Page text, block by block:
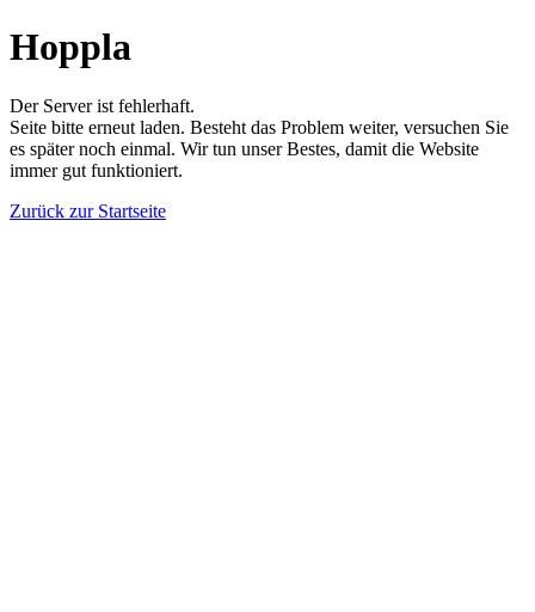
Hoppla
Der Server ist fehlerhaft.
Seite bitte erneut laden. Besteht das Problem weiter, versuchen Sie
es später noch einmal. Wir tun unser Bestes, damit die Website
immer gut funktioniert.
Zurück zur Startseite